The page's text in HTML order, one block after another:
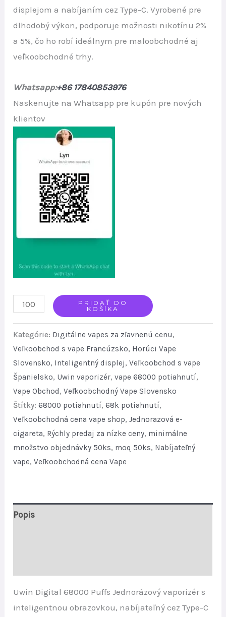
displejom a nabíjaním cez Type-C. Vyrobené pre
dlhodobý výkon, podporuje možnosti nikotínu 2%
a 5%, čo ho robí ideálnym pre maloobchodné aj
veľkoobchodné trhy.
Whatsapp:+86 17840853976
Naskenujte na Whatsapp pre kupón pre nových
klientov
Uwin
68000
Puffs
Disposable
Vape
with
Smart
Type-
C
PRIDAŤ DO
KOŠÍKA
Kategórie: Digitálne vapes za zľavnenú cenu,
Veľkoobchod s vape Francúzsko, Horúci Vape
Slovensko, Inteligentný displej,Veľkoobchod s vape
Španielsko, Uwin vaporizér,vape 68000 potiahnutí,
Vape Obchod,Veľkoobchodný Vape Slovensko
Štítky:68000 potiahnutí,68k potiahnutí,
Veľkoobchodná cena vape shop,Jednorazová e-
cigareta, Rýchly predaj za nízke ceny, minimálne
množstvo objednávky 50ks, moq 50ks, Nabíjateľný
vape,Veľkoobchodná cena Vape
Popis
Uwin Digital 68000 Puffs Jednorázový vaporizér s
inteligentnou obrazovkou, nabíjateľný cez Type-C